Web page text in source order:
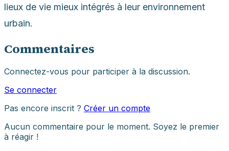
lieux de vie mieux intégrés à leur environnement
urbain.
Commentaires
Connectez-vous pour participer à la discussion.
Se connecter
Pas encore inscrit ? Créer un compte
Aucun commentaire pour le moment. Soyez le premier
à réagir !